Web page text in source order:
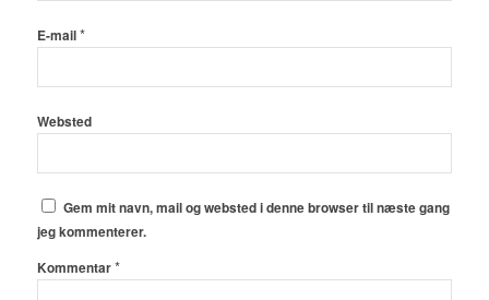
E-mail*
Websted
Gem mit navn, mail og websted i denne browser til næste gang
jeg kommenterer.
Kommentar*